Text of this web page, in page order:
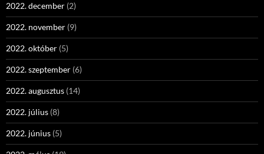
2022. december (2)
2022. november (9)
2022. október (5)
2022. szeptember (6)
2022. augusztus (14)
2022. július (8)
2022. június (5)